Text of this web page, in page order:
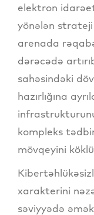
elektron
yönələn
arenada
dərəcədə
sahəsindəki
hazırlığına
kompleks
mövqeyini
xarakterini
səviyyədə